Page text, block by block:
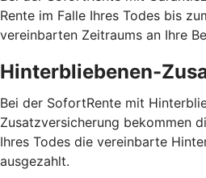
Rente im Falle Ihres Todes bis
vereinbarten Zeitraums an Ihre
Hinterbliebenen-
Bei der SofortRente mit
Zusatzversicherung bekommen
Ihres Todes die vereinbarte
ausgezahlt.